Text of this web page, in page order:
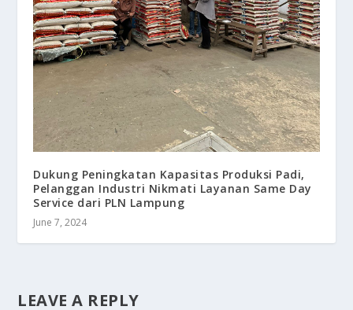
Dukung Peningkatan Kapasitas Produksi Padi,
Pelanggan Industri Nikmati Layanan Same Day
Service dari PLN Lampung
June 7, 2024
LEAVE A REPLY